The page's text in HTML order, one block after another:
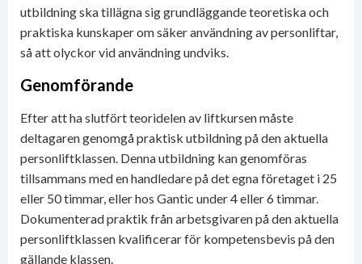
utbildning ska tillägna sig grundläggande teoretiska och
praktiska kunskaper om säker användning av personliftar,
så att olyckor vid användning undviks.
Genomförande
Efter att ha slutfört teoridelen av liftkursen måste
deltagaren genomgå praktisk utbildning på den aktuella
personliftklassen. Denna utbildning kan genomföras
tillsammans med en handledare på det egna företaget i 25
eller 50 timmar, eller hos Gantic under 4 eller 6 timmar.
Dokumenterad praktik från arbetsgivaren på den aktuella
personliftklassen kvalificerar för kompetensbevis på den
gällande klassen.